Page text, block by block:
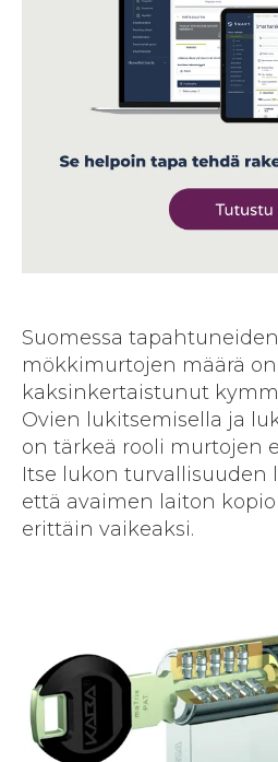
Suomessa
mökkimurtojen määrä on
kaksinkertaistunut
Ovien lukitsemisella ja
on tärkeä rooli murtojen
Itse lukon turvallisuuden
että avaimen laiton
erittäin vaikeaksi.